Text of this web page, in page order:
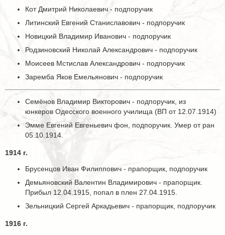
Кот Дмитрий Николаевич - подпоручик
Литинский Евгений Станиславович - подпоручик
Новицкий Владимир Иванович - подпоручик
Родзиновский Николай Александрович - подпоручик
Моисеев Мстислав Александрович - подпоручик
Заремба Яков Емельянович - подпоручик
Семёнов Владимир Викторович - подпоручик, из
юнкеров Одесского военного училища (ВП от 12.07.1914)
Эмме Евгений Евгеньевич фон, подпоручик. Умер от ран
05.10.1914.
1914 г.
Брусенцов Иван Филиппович - прапорщик, подпоручик
Демьяновский Валентин Владимирович - прапорщик.
Прибыл 12.04.1915, попал в плен 27.04.1915.
Зельницкий Сергей Аркадьевич - прапорщик, подпоручик
1916 г.